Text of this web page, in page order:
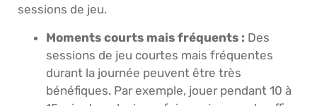
sessions de jeu.
Moments courts mais fréquents : Des
sessions de jeu courtes mais fréquentes
durant la journée peuvent être très
bénéfiques. Par exemple, jouer pendant 10 à